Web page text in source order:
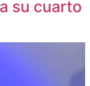
su cuarto